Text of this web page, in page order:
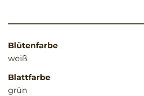
Blütenfarbe
weiß
Blattfarbe
grün